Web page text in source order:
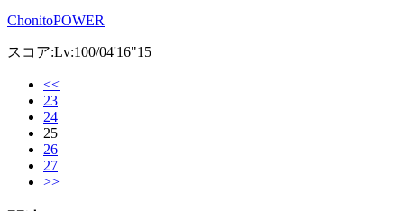
ChonitoPOWER
スコア:Lv:100/04'16"15
<<
23
24
25
26
27
>>